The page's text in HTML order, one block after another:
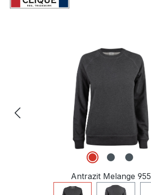
Bildergalerie überspringen
Antrazit Melange 955